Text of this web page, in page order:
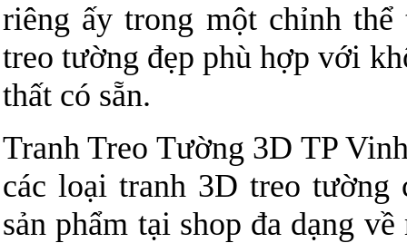
riêng ấy trong một chỉnh thể
treo tường đẹp phù hợp với
thất có sẵn.
Tranh Treo Tường 3D TP
các loại tranh 3D treo
sản phẩm tại shop đa dạng